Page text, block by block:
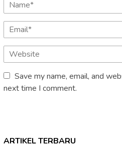
Save my name, email, and
next time I comment.
ARTIKEL TERBARU